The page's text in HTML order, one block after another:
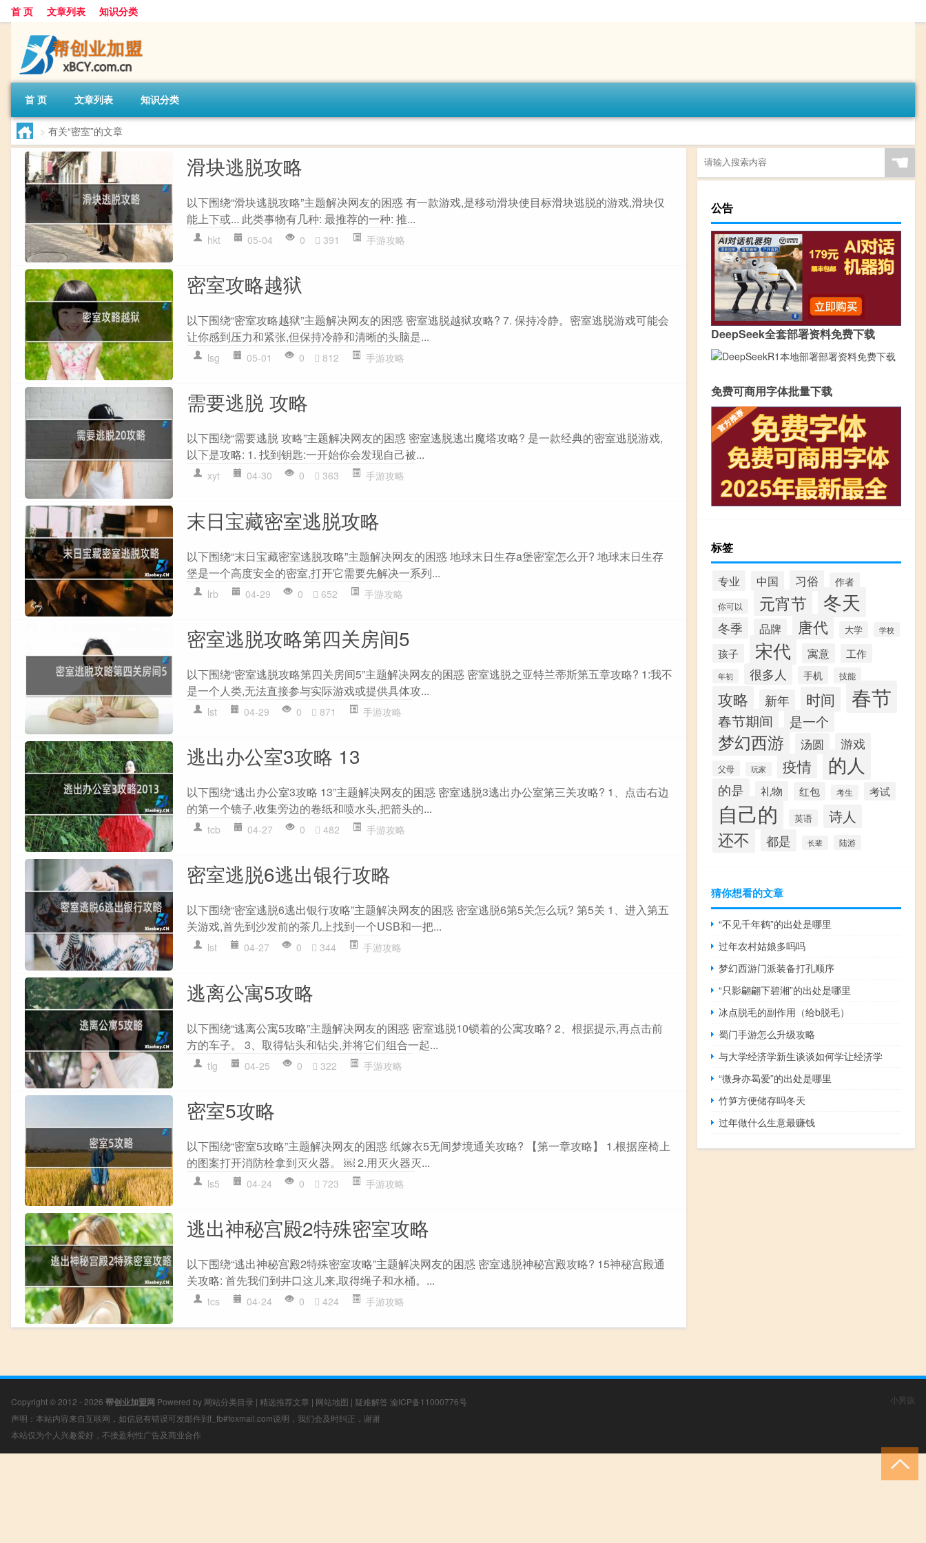
首 页 文章列表 知识分类
首 页 文章列表 知识分类
> 有关“密室”的文章
滑块逃脱攻略
以下围绕“滑块逃脱攻略”主题解决网友的困惑 有一款游戏,是移动滑块使目标滑块逃脱的游戏,滑块仅
能上下或... 此类事物有几种: 最推荐的一种: 推...
hkt 05-04 0 391 手游攻略
密室攻略越狱
以下围绕“密室攻略越狱”主题解决网友的困惑 密室逃脱越狱攻略? 7. 保持冷静。密室逃脱游戏可能会
让你感到压力和紧张,但保持冷静和清晰的头脑是...
lsg 05-01 0 812 手游攻略
需要逃脱 攻略
以下围绕“需要逃脱 攻略”主题解决网友的困惑 密室逃脱逃出魔塔攻略? 是一款经典的密室逃脱游戏,
以下是攻略: 1. 找到钥匙:一开始你会发现自己被...
xyt 04-30 0 363 手游攻略
末日宝藏密室逃脱攻略
以下围绕“末日宝藏密室逃脱攻略”主题解决网友的困惑 地球末日生存a堡密室怎么开? 地球末日生存
堡是一个高度安全的密室,打开它需要先解决一系列...
lrb 04-29 0 652 手游攻略
密室逃脱攻略第四关房间5
以下围绕“密室逃脱攻略第四关房间5”主题解决网友的困惑 密室逃脱之亚特兰蒂斯第五章攻略? 1:我不
是一个人类,无法直接参与实际游戏或提供具体攻...
lst 04-29 0 871 手游攻略
逃出办公室3攻略 13
以下围绕“逃出办公室3攻略 13”主题解决网友的困惑 密室逃脱3逃出办公室第三关攻略? 1、点击右边
的第一个镜子,收集旁边的卷纸和喷水头,把箭头的...
tcb 04-27 0 482 手游攻略
密室逃脱6逃出银行攻略
以下围绕“密室逃脱6逃出银行攻略”主题解决网友的困惑 密室逃脱6第5关怎么玩? 第5关 1、进入第五
关游戏,首先到沙发前的茶几上找到一个USB和一把...
lst 04-27 0 344 手游攻略
逃离公寓5攻略
以下围绕“逃离公寓5攻略”主题解决网友的困惑 密室逃脱10锁着的公寓攻略? 2、根据提示,再点击前
方的车子。 3、取得钻头和钻尖,并将它们组合一起...
tlg 04-25 0 322 手游攻略
密室5攻略
以下围绕“密室5攻略”主题解决网友的困惑 纸嫁衣5无间梦境通关攻略? 【第一章攻略】 1.根据座椅上
的图案打开消防栓拿到灭火器。 ￼ 2.用灭火器灭...
ls5 04-24 0 723 手游攻略
逃出神秘宫殿2特殊密室攻略
以下围绕“逃出神秘宫殿2特殊密室攻略”主题解决网友的困惑 密室逃脱神秘宫殿攻略? 15神秘宫殿通
关攻略: 首先我们到井口这儿来,取得绳子和水桶。...
tcs 04-24 0 424 手游攻略
☚
公告
DeepSeek全套部署资料免费下载
免费可商用字体批量下载
标签
专业 中国 习俗 作者
你可以 元宵节 冬天
冬季 品牌 唐代 大学 学校
孩子 宋代 寓意 工作
年初 很多人 手机 技能
攻略 新年 时间 春节
春节期间 是一个
梦幻西游 汤圆 游戏
父母 玩家 疫情 的人
的是 礼物 红包 考生 考试
自己的 英语 诗人
还不 都是 长辈 陆游
猜你想看的文章
“不见千年鹤”的出处是哪里
过年农村姑娘多吗吗
梦幻西游门派装备打孔顺序
“只影翩翩下碧湘”的出处是哪里
冰点脱毛的副作用（给b脱毛）
蜀门手游怎么升级攻略
与大学经济学新生谈谈如何学让经济学
“微身亦曷爱”的出处是哪里
竹笋方便储存吗冬天
过年做什么生意最赚钱
Copyright © 2012 - 2026 帮创业加盟网 Powered by 网站分类目录 | 精选推荐文章 | 网站地图 | 疑难解答 渝ICP备11000776号
声明：本站内容来自互联网，如信息有错误可发邮件到f_fb#foxmail.com说明，我们会及时纠正，谢谢
本站仅为个人兴趣爱好，不接盈利性广告及商业合作
小男孩